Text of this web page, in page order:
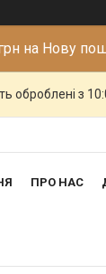
на Нову
оброблені з
ПРО НАС